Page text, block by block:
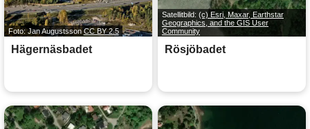
Foto: Jan AugustssonCC BY 2.5
Hägernäsbadet
Satellitbild: (c) Esri, Maxar, Earthstar
Geographics, and the GIS User
Community
Rösjöbadet